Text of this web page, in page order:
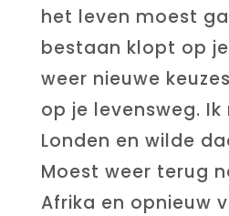
het leven moest
bestaan klopt op
weer nieuwe
op je levensweg.
Londen en wilde
Moest weer terug
Afrika en opnieuw